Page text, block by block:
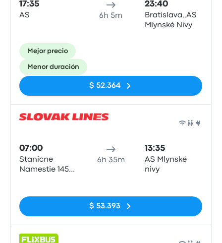
17:35
AS 6h 5m
23:40
Bratislava,,AS
Mlynské Nivy
Mejor precio
Menor duración
$ 52.364
07:00
Stanicne
Namestie 1458
6h 35m
13:35
AS Mlynské
nivy
$ 53.393